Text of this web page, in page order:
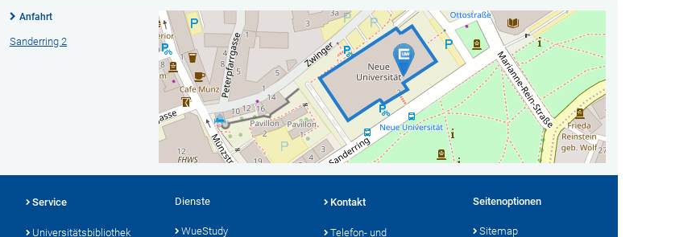
Anfahrt
Sanderring 2
Service
Universitätsbibliothek
Dienste
WueStudy
Kontakt
Telefon- und
Seitenoptionen
Sitemap